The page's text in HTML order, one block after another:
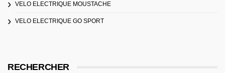
VELO ELECTRIQUE MOUSTACHE
VELO ELECTRIQUE GO SPORT
RECHERCHER